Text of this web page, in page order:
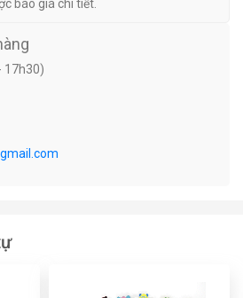
báo giá chi tiết.
17h30)